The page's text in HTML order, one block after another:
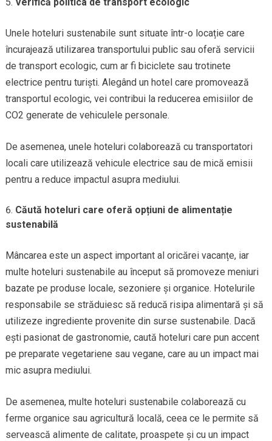
Unele hoteluri sustenabile sunt situate într-o locație care
încurajează utilizarea transportului public sau oferă servicii
de transport ecologic, cum ar fi biciclete sau trotinete
electrice pentru turiști. Alegând un hotel care promovează
transportul ecologic, vei contribui la reducerea emisiilor de
CO2 generate de vehiculele personale.
De asemenea, unele hoteluri colaborează cu transportatori
locali care utilizează vehicule electrice sau de mică emisii
pentru a reduce impactul asupra mediului.
Căută hoteluri care oferă opțiuni de alimentație
sustenabilă
Mâncarea este un aspect important al oricărei vacanțe, iar
multe hoteluri sustenabile au început să promoveze meniuri
bazate pe produse locale, sezoniere și organice. Hotelurile
responsabile se străduiesc să reducă risipa alimentară și să
utilizeze ingrediente provenite din surse sustenabile. Dacă
ești pasionat de gastronomie, caută hoteluri care pun accent
pe preparate vegetariene sau vegane, care au un impact mai
mic asupra mediului.
De asemenea, multe hoteluri sustenabile colaborează cu
ferme organice sau agricultură locală, ceea ce le permite să
servească alimente de calitate, proaspete și cu un impact